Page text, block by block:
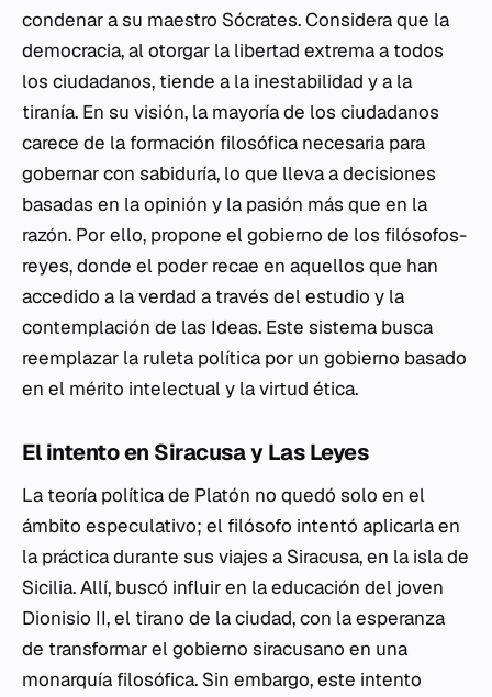
condenar a su maestro Sócrates. Considera que la
democracia, al otorgar la libertad extrema a todos
los ciudadanos, tiende a la inestabilidad y a la
tiranía. En su visión, la mayoría de los ciudadanos
carece de la formación filosófica necesaria para
gobernar con sabiduría, lo que lleva a decisiones
basadas en la opinión y la pasión más que en la
razón. Por ello, propone el gobierno de los filósofos-
reyes, donde el poder recae en aquellos que han
accedido a la verdad a través del estudio y la
contemplación de las Ideas. Este sistema busca
reemplazar la ruleta política por un gobierno basado
en el mérito intelectual y la virtud ética.
El intento en Siracusa yLas Leyes
La teoría política de Platón no quedó solo en el
ámbito especulativo; el filósofo intentó aplicarla en
la práctica durante sus viajes a Siracusa, en la isla de
Sicilia. Allí, buscó influir en la educación del joven
Dionisio II, el tirano de la ciudad, con la esperanza
de transformar el gobierno siracusano en una
monarquía filosófica. Sin embargo, este intento